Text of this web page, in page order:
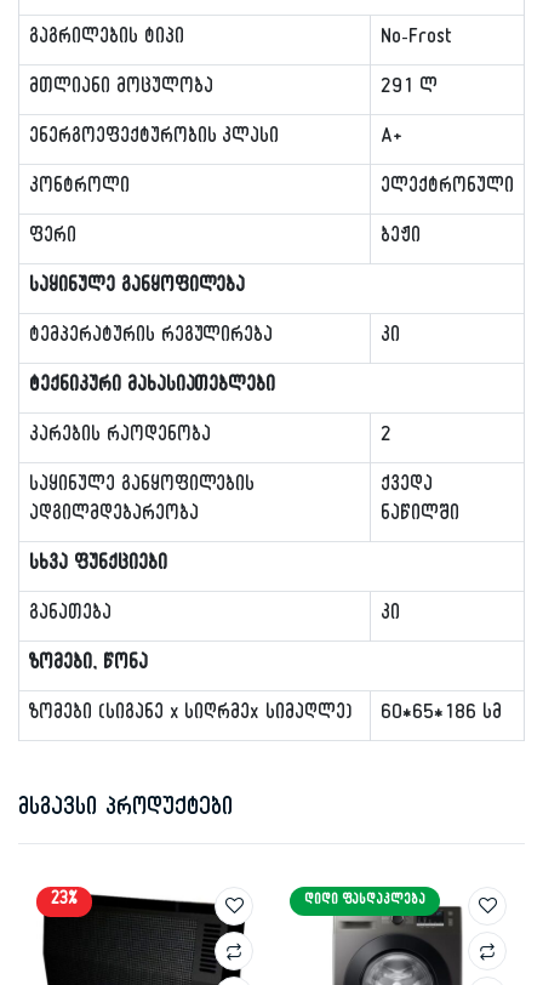
გაგრილების ტიპი
No-Frost
მთლიანი მოცულობა
291 ლ
ენერგოეფექტურობის კლასი
A+
კონტროლი
ელექტრონული
ფერი
ბეჟი
საყინულე განყოფილება
ტემპერატურის რეგულირება
კი
ტექნიკური მახასიათებლები
კარების რაოდენობა
2
საყინულე განყოფილების
ადგილმდებარეობა
ქვედა
ნაწილში
სხვა ფუნქციები
განათება
კი
ზომები, წონა
ზომები (სიგანე x სიღრმეx სიმაღლე)
60*65*186 სმ
მსგავსი პროდუქტები
23% ᲓᲘᲓᲘ ᲤᲐᲡᲓᲐᲙᲚᲔᲑᲐ